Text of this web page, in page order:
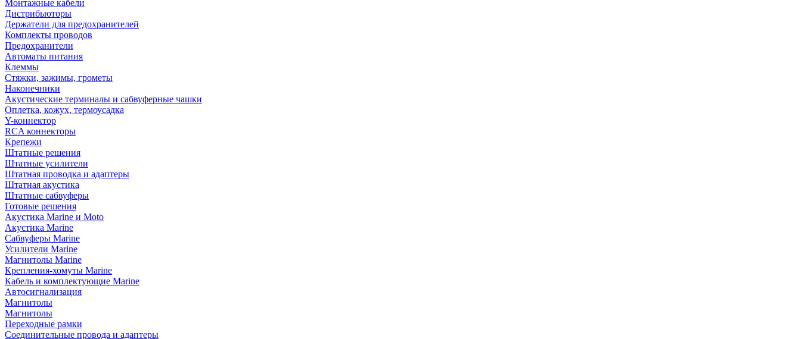
Монтажные кабели
Дистрибьюторы
Держатели для предохранителей
Комплекты проводов
Предохранители
Автоматы питания
Клеммы
Стяжки, зажимы, грометы
Наконечники
Акустические терминалы и сабвуферные чашки
Оплетка, кожух, термоусадка
Y-коннектор
RCA коннекторы
Крепежи
Штатные решения
Штатные усилители
Штатная проводка и адаптеры
Штатная акустика
Штатные сабвуферы
Готовые решения
Акустика Marine и Moto
Акустика Marine
Сабвуферы Marine
Усилители Marine
Магнитолы Marine
Крепления-хомуты Marine
Кабель и комплектующие Marine
Автосигнализация
Магнитолы
Магнитолы
Переходные рамки
Соединительные провода и адаптеры